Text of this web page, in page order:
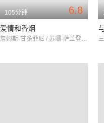
6.8
105分钟
爱情和香烟
詹姆斯·甘多菲尼 / 苏珊·萨兰登 / 凯特·温斯莱特